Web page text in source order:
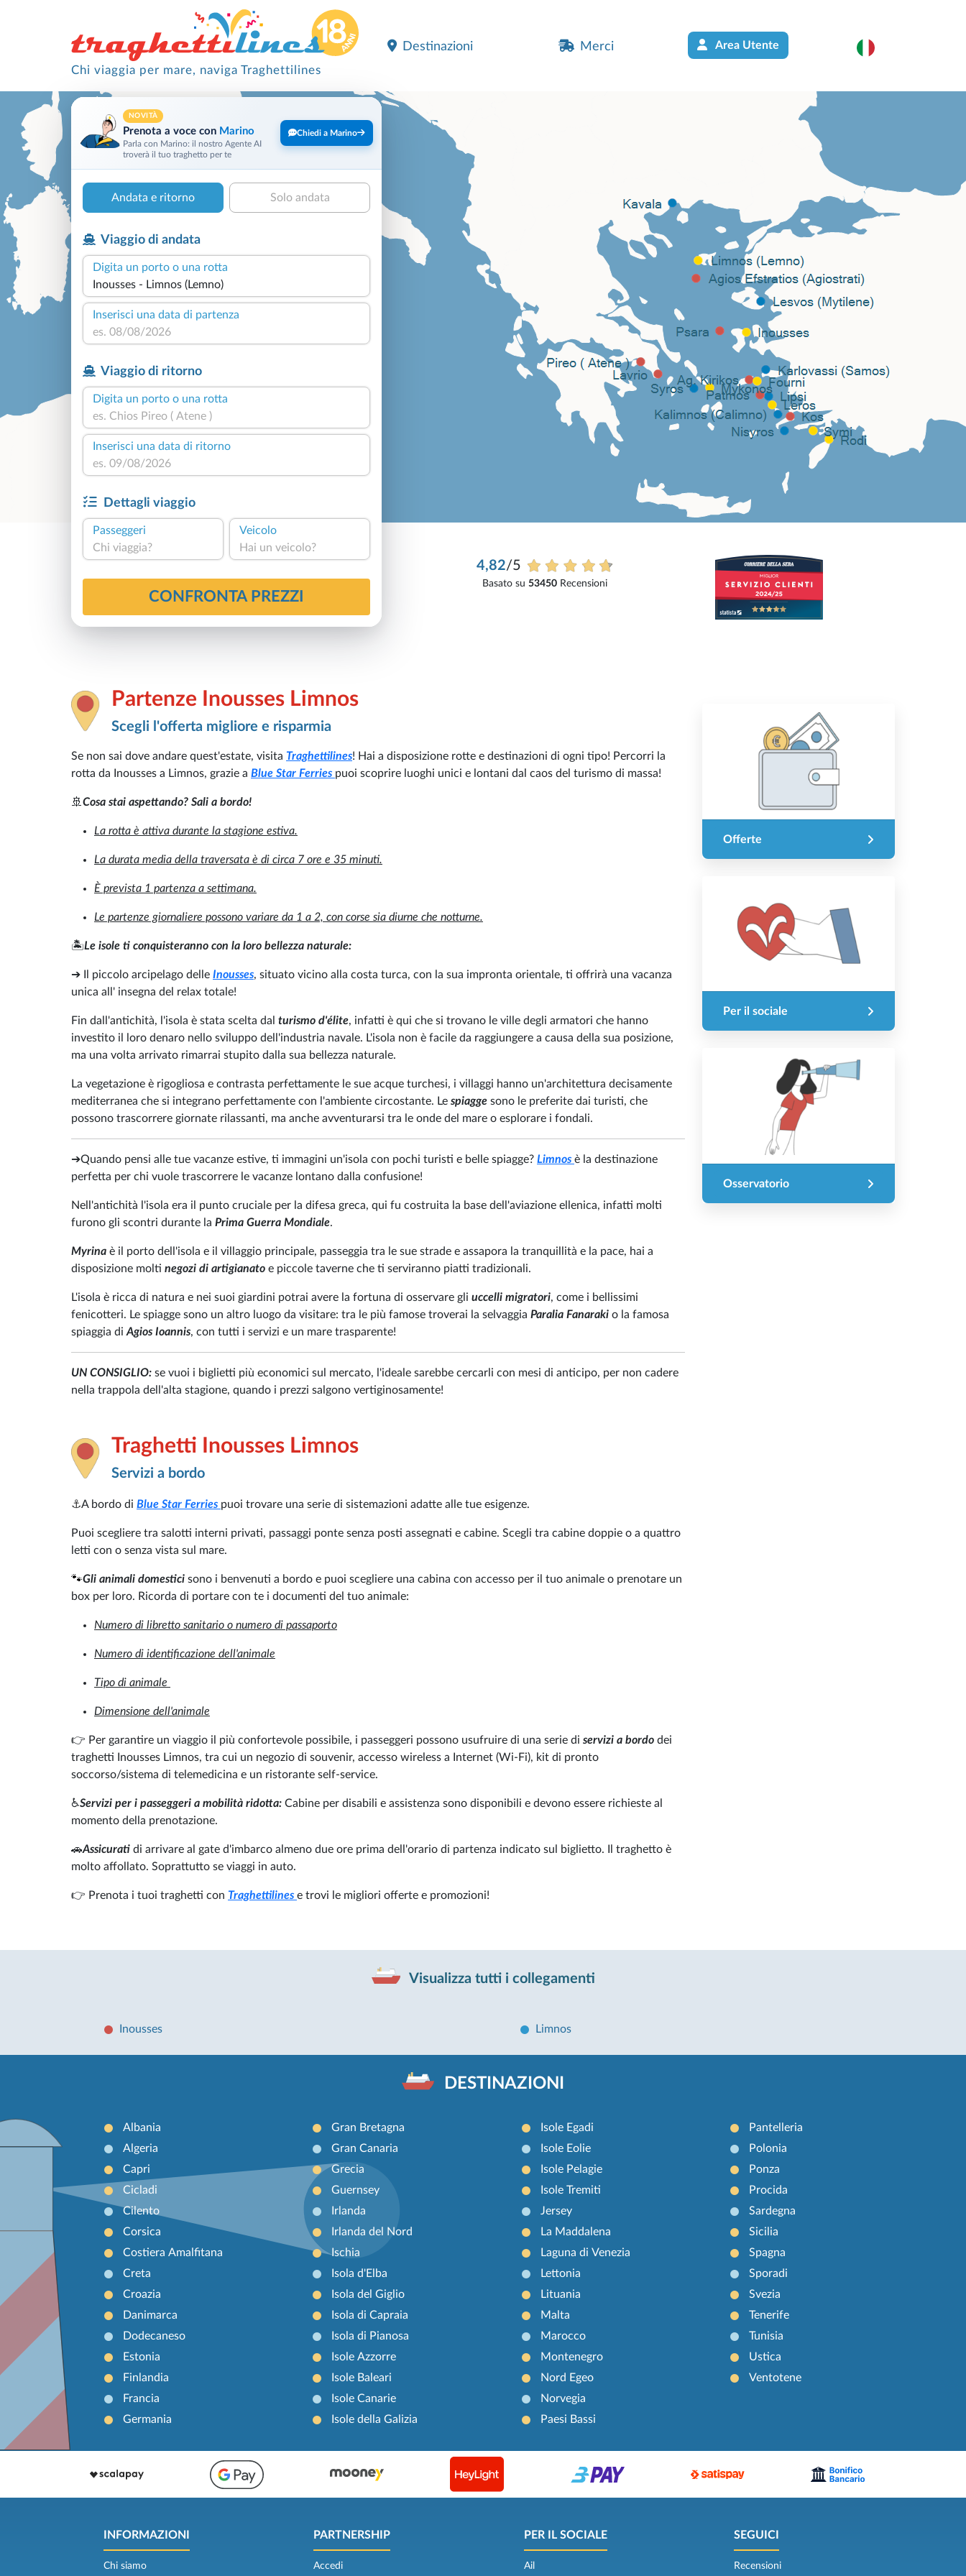
Chi viaggia per mare, naviga Traghettilines
Destinazioni Merci Area Utente
NOVITÀ
Prenota a voce con Marino
Parla con Marino: il nostro Agente AI
troverà il tuo traghetto per te
Chiedi a Marino
Andata e ritorno Solo andata
Viaggio di andata
Digita un porto o una rotta
Inserisci una data di partenza
Viaggio di ritorno
Digita un porto o una rotta
Inserisci una data di ritorno
Dettagli viaggio
Passeggeri
Chi viaggia?
Veicolo
Hai un veicolo?
CONFRONTA PREZZI
4,82/5
Basato su53450 Recensioni
Partenze Inousses Limnos
Scegli l'offerta migliore e risparmia
Se non sai dove andare quest'estate, visita Traghettilines! Hai a disposizione rotte e destinazioni di ogni tipo! Percorri la
rotta da Inousses a Limnos, grazie a Blue Star Ferries puoi scoprire luoghi unici e lontani dal caos del turismo di massa!
🚢 Cosa stai aspettando? Sali a bordo!
La rotta è attiva durante la stagione estiva.
La durata media della traversata è di circa 7 ore e 35 minuti.
È prevista 1 partenza a settimana.
Le partenze giornaliere possono variare da 1 a 2, con corse sia diurne che notturne.
🏝️Le isole ti conquisteranno con la loro bellezza naturale:
➔ Il piccolo arcipelago delle Inousses, situato vicino alla costa turca, con la sua impronta orientale, ti offrirà una vacanza
unica all' insegna del relax totale!
Fin dall'antichità, l'isola è stata scelta dal turismo d'élite, infatti è qui che si trovano le ville degli armatori che hanno
investito il loro denaro nello sviluppo dell'industria navale. L'isola non è facile da raggiungere a causa della sua posizione,
ma una volta arrivato rimarrai stupito dalla sua bellezza naturale.
La vegetazione è rigogliosa e contrasta perfettamente le sue acque turchesi, i villaggi hanno un'architettura decisamente
mediterranea che si integrano perfettamente con l'ambiente circostante. Le spiagge sono le preferite dai turisti, che
possono trascorrere giornate rilassanti, ma anche avventurarsi tra le onde del mare o esplorare i fondali.
➔Quando pensi alle tue vacanze estive, ti immagini un'isola con pochi turisti e belle spiagge? Limnos è la destinazione
perfetta per chi vuole trascorrere le vacanze lontano dalla confusione!
Nell'antichità l'isola era il punto cruciale per la difesa greca, qui fu costruita la base dell'aviazione ellenica, infatti molti
furono gli scontri durante la Prima Guerra Mondiale.
Myrina è il porto dell'isola e il villaggio principale, passeggia tra le sue strade e assapora la tranquillità e la pace, hai a
disposizione molti negozi di artigianato e piccole taverne che ti serviranno piatti tradizionali.
L'isola è ricca di natura e nei suoi giardini potrai avere la fortuna di osservare gli uccelli migratori, come i bellissimi
fenicotteri. Le spiagge sono un altro luogo da visitare: tra le più famose troverai la selvaggia Paralia Fanaraki o la famosa
spiaggia di Agios Ioannis, con tutti i servizi e un mare trasparente!
UN CONSIGLIO: se vuoi i biglietti più economici sul mercato, l'ideale sarebbe cercarli con mesi di anticipo, per non cadere
nella trappola dell'alta stagione, quando i prezzi salgono vertiginosamente!
Traghetti Inousses Limnos
Servizi a bordo
⚓A bordo di Blue Star Ferries puoi trovare una serie di sistemazioni adatte alle tue esigenze.
Puoi scegliere tra salotti interni privati, passaggi ponte senza posti assegnati e cabine. Scegli tra cabine doppie o a quattro
letti con o senza vista sul mare.
🐾Gli animali domestici sono i benvenuti a bordo e puoi scegliere una cabina con accesso per il tuo animale o prenotare un
box per loro. Ricorda di portare con te i documenti del tuo animale:
Numero di libretto sanitario o numero di passaporto
Numero di identificazione dell'animale
Tipo di animale
Dimensione dell'animale
👉 Per garantire un viaggio il più confortevole possibile, i passeggeri possono usufruire di una serie di servizi a bordo dei
traghetti Inousses Limnos, tra cui un negozio di souvenir, accesso wireless a Internet (Wi-Fi), kit di pronto
soccorso/sistema di telemedicina e un ristorante self-service.
♿Servizi per i passeggeri a mobilità ridotta: Cabine per disabili e assistenza sono disponibili e devono essere richieste al
momento della prenotazione.
🚗Assicurati di arrivare al gate d'imbarco almeno due ore prima dell'orario di partenza indicato sul biglietto. Il traghetto è
molto affollato. Soprattutto se viaggi in auto.
👉 Prenota i tuoi traghetti con Traghettilines e trovi le migliori offerte e promozioni!
Offerte
Per il sociale
Osservatorio
Visualizza tutti i collegamenti
Inousses Limnos
DESTINAZIONI
Albania
Algeria
Capri
Cicladi
Cilento
Corsica
Costiera Amalfitana
Creta
Croazia
Danimarca
Dodecaneso
Estonia
Finlandia
Francia
Germania
Gran Bretagna
Gran Canaria
Grecia
Guernsey
Irlanda
Irlanda del Nord
Ischia
Isola d'Elba
Isola del Giglio
Isola di Capraia
Isola di Pianosa
Isole Azzorre
Isole Baleari
Isole Canarie
Isole della Galizia
Isole Egadi
Isole Eolie
Isole Pelagie
Isole Tremiti
Jersey
La Maddalena
Laguna di Venezia
Lettonia
Lituania
Malta
Marocco
Montenegro
Nord Egeo
Norvegia
Paesi Bassi
Pantelleria
Polonia
Ponza
Procida
Sardegna
Sicilia
Spagna
Sporadi
Svezia
Tenerife
Tunisia
Ustica
Ventotene
INFORMAZIONI
Chi siamo
PARTNERSHIP
Accedi
PER IL SOCIALE
Ail
SEGUICI
Recensioni